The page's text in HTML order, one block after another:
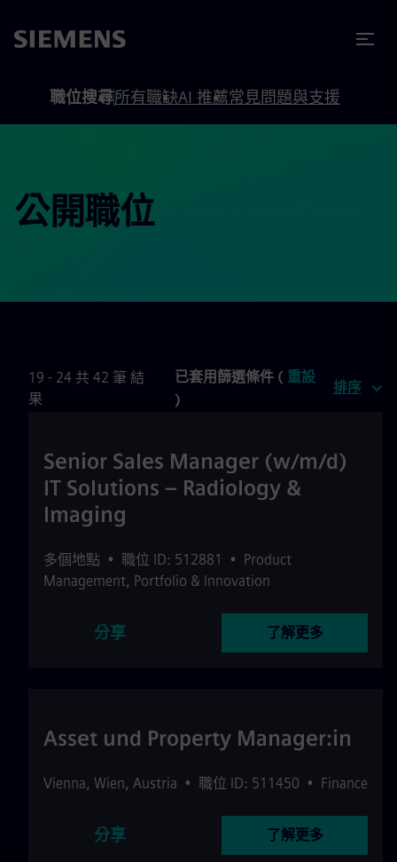
職位搜尋所有職缺AI 推薦常見問題與支援
公開職位
19 - 24 共 42 筆 結
果
已套用篩選條件 ( 重設
)
排序
Senior Sales Manager (w/m/d)
IT Solutions – Radiology &
Imaging
多個地點 • 職位 ID: 512881 • Product
Management, Portfolio & Innovation
分享 了解更多
Asset und Property Manager:in
Vienna, Wien, Austria • 職位 ID: 511450 • Finance
分享 了解更多